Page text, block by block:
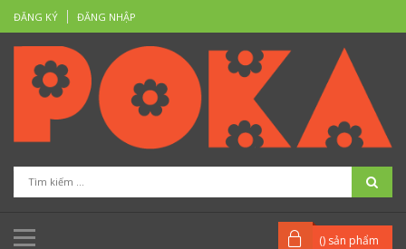
ĐĂNG KÝ ĐĂNG NHẬP
() sản phẩm